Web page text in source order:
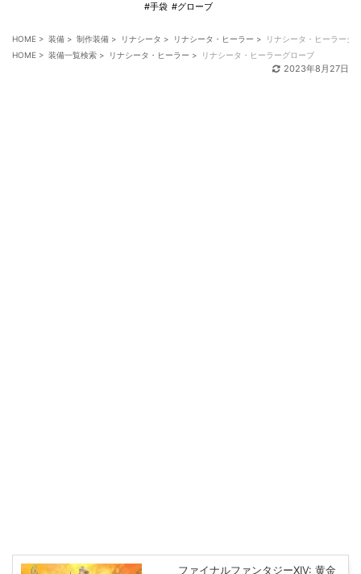
#手袋 #グローブ
HOME > 装備 > 制作装備 > リナシータ > リナシータ・ヒーラー >
リナシータ・ヒーラーグ
HOME > 装備一覧検索 > リナシータ・ヒーラー > リナシータ・ヒーラーグローブ
2023年8月27日
ファイナルファンタジーXIV: 黄金